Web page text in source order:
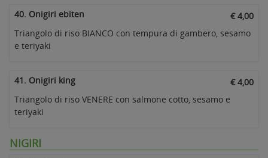
40. Onigiri ebiten
€ 4,00
Triangolo di riso BIANCO con tempura di gambero, sesamo
e teriyaki
41. Onigiri king
€ 4,00
Triangolo di riso VENERE con salmone cotto, sesamo e
teriyaki
NIGIRI